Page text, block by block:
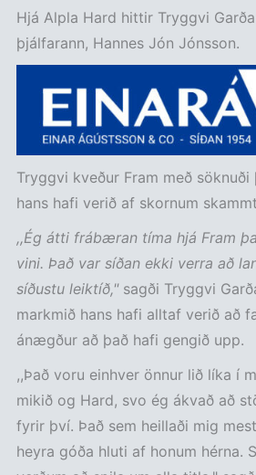
Hjá Alpla Hard hittir Tryggvi
þjálfarann, Hannes Jón Jónsson.
Tryggvi kveður Fram með
hans hafi verið af skornum
,,Ég átti frábæran tíma hjá Fram
vini. Það var síðan ekki verra að
síðustu leiktíð," sagði Tryggvi
markmið hans hafi alltaf verið að
ánægður að það hafi gengið upp.
,,Það voru einhver önnur lið líka í
mikið og Hard, svo ég ákvað að
fyrir því. Það sem heillaði mig
heyra góða hluti af honum hérna.